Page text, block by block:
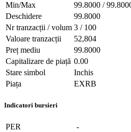
Min/Max
99.8000 /
Deschidere
99.8000
Nr tranzacții / volum 3 / 100
Valoare tranzacții
52,804
Preț mediu
99.8000
Capitalizare de piață 0.00
Stare simbol
Inchis
Piața
EXRB
Indicatori bursieri
PER
-